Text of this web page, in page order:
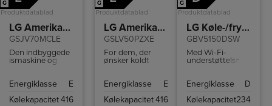
G
Produktdatablad
LG Amerikanerskab
GSJV70MCLE
Den indbyggede
ismaskine og
nyde et iskoldt
isterninger
Energiklasse
E
Kølekapacitet416
G
Produktdatablad
LG Amerikanerkøleskab
GSLV50PZXE
For dem, der
ønsker koldt
model en fast
Energiklasse
E
Kølekapacitet416
G
Produktdatablad
LG Køle-/fryseskab
GBV5150DSW
Med Wi-Fi-
understøttelse,
smartphone og
kan du fjernstyre
Energiklasse
D
Kølekapacitet234